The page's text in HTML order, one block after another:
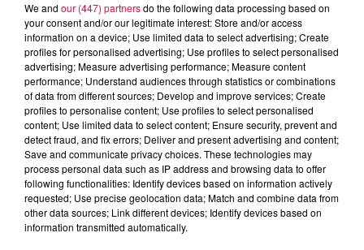
podcasts/2025/09/astro150925.mp3
We and our (447) partnersdo the following data processing based on
your consent and/or our legitimate interest: Store and/or access
information on a device; Use limited data to select advertising; Create
profiles for personalised advertising; Use profiles to select personalised
advertising; Measure advertising performance; Measure content
performance; Understand audiences through statistics or combinations
of data from different sources; Develop and improve services; Create
profiles to personalise content; Use profiles to select personalised
content; Use limited data to select content; Ensure security, prevent and
detect fraud, and fix errors; Deliver and present advertising and content;
Save and communicate privacy choices. These technologies may
process personal data such as IP address and browsing data to offer
following functionalities: Identify devices based on information actively
requested; Use precise geolocation data; Match and combine data from
other data sources; Link different devices; Identify devices based on
information transmitted automatically.